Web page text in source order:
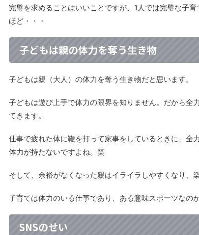
完璧を求めることはいいことですが、1人では完璧な子
ほど・・・
子どもは親の体力を奪う生き物
子どもは親（大人）の体力を奪う生き物だと思います。
子どもは遊び上手で体力の限界を知りません。だから全
てきます。
仕事で疲れた体に鞭を打って家事をしているときに、全
体力が持たないですよね。笑
そして、余裕がなくなった親はイライラしやすくなり、
子育ては体力のいる仕事であり、ある意味スポーツなの
SNSのせい